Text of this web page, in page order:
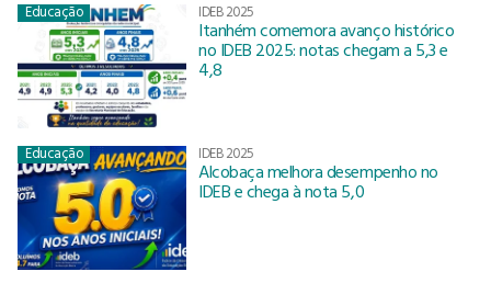
Educação IDEB 2025
Itanhém comemora avanço histórico
no IDEB 2025: notas chegam a 5,3 e
4,8
Educação IDEB 2025
Alcobaça melhora desempenho no
IDEB e chega à nota 5,0